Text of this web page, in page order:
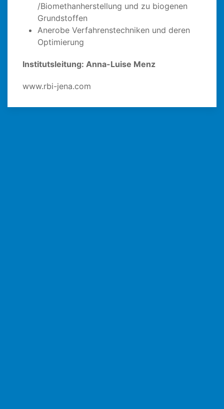
/Biomethanherstellung und zu biogenen
Grundstoffen
Anerobe Verfahrenstechniken und deren
Optimierung
Institutsleitung: Anna-Luise Menz
www.rbi-jena.com